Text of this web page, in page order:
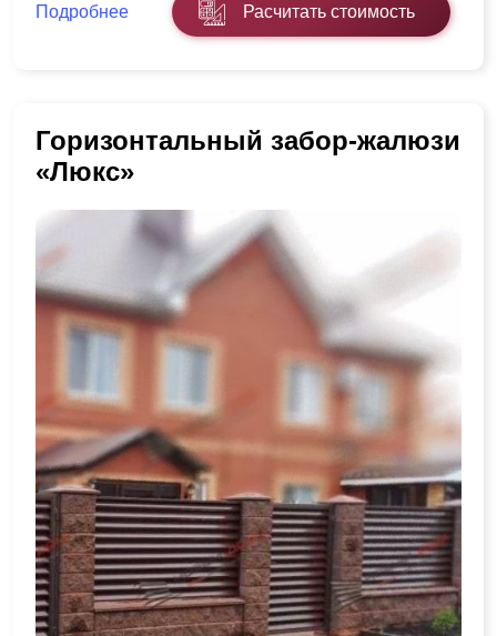
Подробнее Расчитать стоимость
Горизонтальный забор-жалюзи
«Люкс»